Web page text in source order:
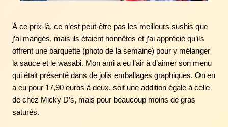
À ce prix-là, ce n’est peut-être pas les meilleurs sushis que
j’ai mangés, mais ils étaient honnêtes et j’ai apprécié qu’ils
offrent une barquette (photo de la semaine) pour y mélanger
la sauce et le wasabi. Mon ami a eu l’air à d’aimer son menu
qui était présenté dans de jolis emballages graphiques. On en
a eu pour 17,90 euros à deux, soit une addition égale à celle
de chez Micky D’s, mais pour beaucoup moins de gras
saturés.